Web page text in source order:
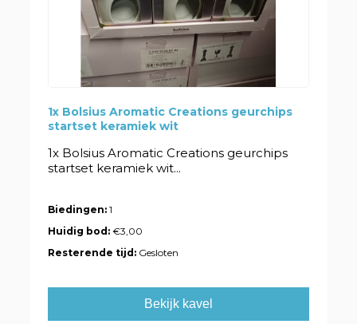
1x Bolsius Aromatic Creations geurchips
startset keramiek wit
1x Bolsius Aromatic Creations geurchips
startset keramiek wit...
Biedingen: 1
Huidig bod:€3,00
Resterende tijd: Gesloten
Bekijk kavel